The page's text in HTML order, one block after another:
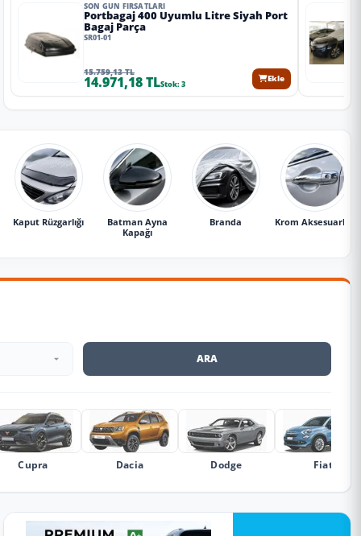
SON GÜN FIRSATLARI
Portbagaj 400 Uyumlu Litre Siyah Port
Bagaj Parça
SR01-01
15.759,13 TL
14.971,18 TLStok: 3
Ekle
Kaput Rüzgarlığı
Batman Ayna
Kapağı
Branda Krom Aksesuarlar
ARA
Cupra Dacia Dodge Fiat